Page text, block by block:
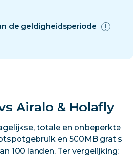
de geldigheidsperiode
Airalo & Holafly
totale en onbeperkte
en 500MB gratis
100 landen. Ter vergelijking: